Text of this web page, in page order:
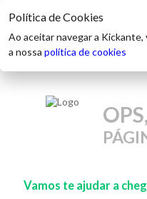
OPS,
Vamos te ajudar a
Política de Cookies
Ao aceitar navegar a
a nossa política de cookies